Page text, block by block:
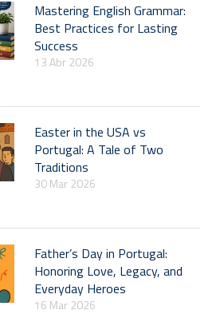
Mastering English Grammar:
Best Practices for Lasting
Success
13 Abr 2026
Easter in the USA vs
Portugal: A Tale of Two
Traditions
30 Mar 2026
Father’s Day in Portugal:
Honoring Love, Legacy, and
Everyday Heroes
16 Mar 2026